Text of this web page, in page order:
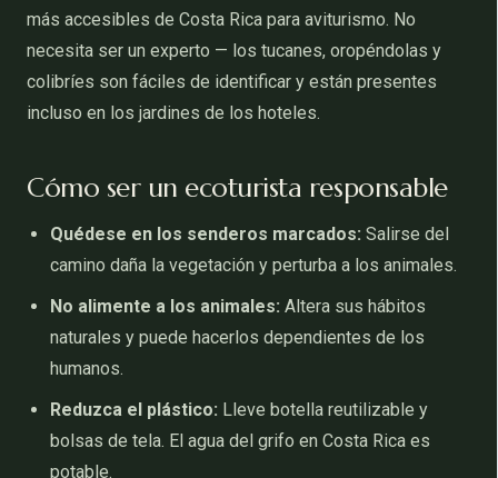
más accesibles de Costa Rica para aviturismo. No
necesita ser un experto — los tucanes, oropéndolas y
colibríes son fáciles de identificar y están presentes
incluso en los jardines de los hoteles.
Cómo ser un ecoturista responsable
Quédese en los senderos marcados: Salirse del
camino daña la vegetación y perturba a los animales.
No alimente a los animales: Altera sus hábitos
naturales y puede hacerlos dependientes de los
humanos.
Reduzca el plástico: Lleve botella reutilizable y
bolsas de tela. El agua del grifo en Costa Rica es
potable.